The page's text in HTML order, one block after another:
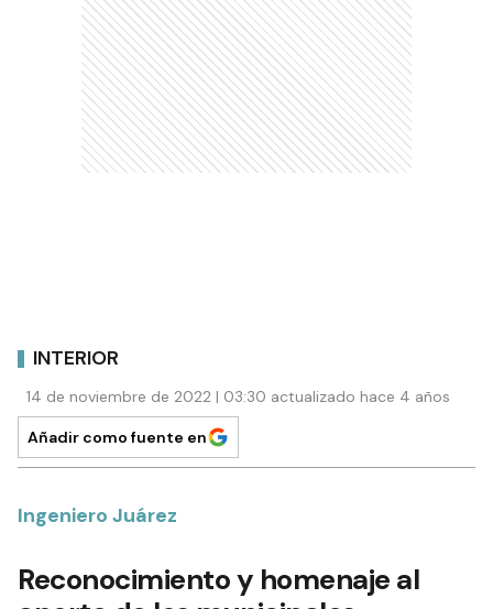
INTERIOR
14 de noviembre de 2022 | 03:30 actualizado hace 4 años
Añadir como fuente en
Ingeniero Juárez
Reconocimiento y homenaje al